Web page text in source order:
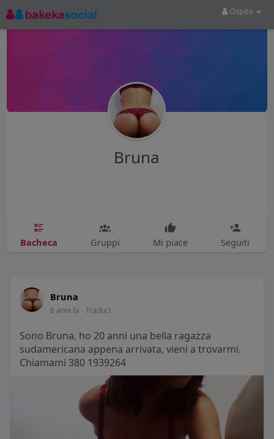
Ospite
Bruna
Bacheca Gruppi Mi piace Seguiti
Bruna
8 anni fa - Traduci
Sono Bruna, ho 20 anni una bella ragazza
sudamericana appena arrivata, vieni a trovarmi.
Chiamami 380 1939264